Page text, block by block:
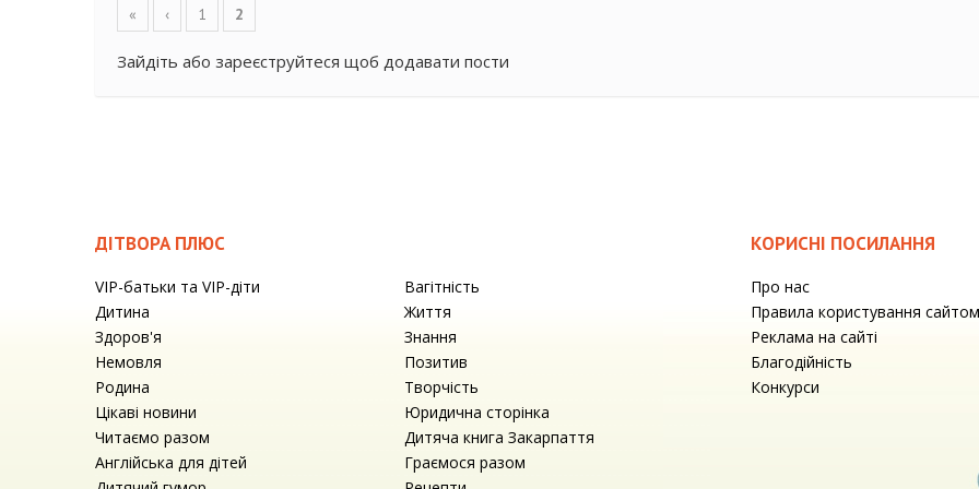
« ‹ 1 2
Зайдіть або зареєструйтеся щоб додавати пости
ДІТВОРА ПЛЮС
VIP-батьки та VIP-діти
Вагітність
Дитина
Життя
Здоров'я
Знання
Немовля
Позитив
Родина
Творчість
Цікаві новини
Юридична сторінка
Читаємо разом
Дитяча книга Закарпаття
Англійська для дітей
Граємося разом
КОРИСНІ ПОСИЛАННЯ
Про нас
Правила користування сайтом
Реклама на сайті
Благодійність
Конкурси